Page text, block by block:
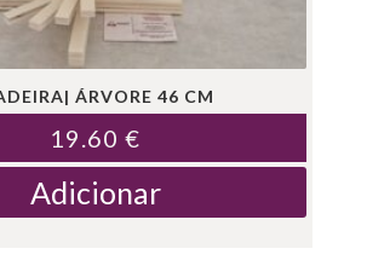
ÁRVORE 46 CM
19.60€
Adicionar